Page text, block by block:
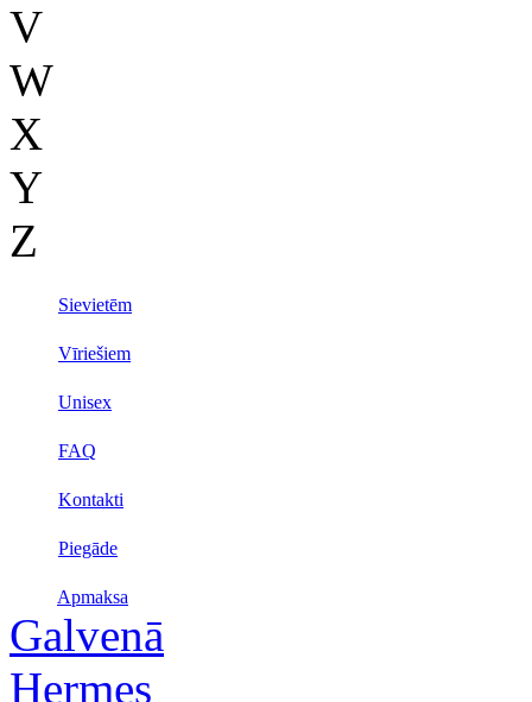
V
W
X
Y
Z
Sievietēm
Vīriešiem
Unisex
FAQ
Kontakti
Piegāde
Apmaksa
Galvenā
Hermes